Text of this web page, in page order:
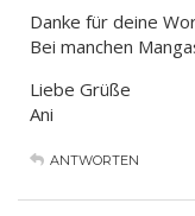
Danke für deine
Bei manchen
Liebe Grüße
Ani
ANTWORTEN